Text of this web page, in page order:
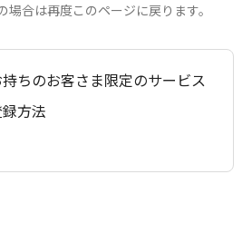
場合は再度このページに戻ります。
ちのお客さま限定のサービス
方法